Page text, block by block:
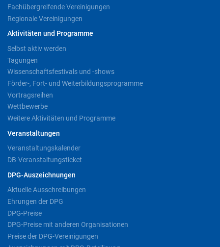
Fachübergreifende Vereinigungen
Regionale Vereinigungen
Aktivitäten und Programme
Selbst aktiv werden
Tagungen
Wissenschaftsfestivals und -shows
Förder-, Fort- und Weiterbildungsprogramme
Vortragsreihen
Wettbewerbe
Weitere Aktivitäten und Programme
Veranstaltungen
Veranstaltungskalender
DB-Veranstaltungsticket
DPG-Auszeichnungen
Aktuelle Ausschreibungen
Ehrungen der DPG
DPG-Preise
DPG-Preise mit anderen Organisationen
Preise der DPG-Vereinigungen